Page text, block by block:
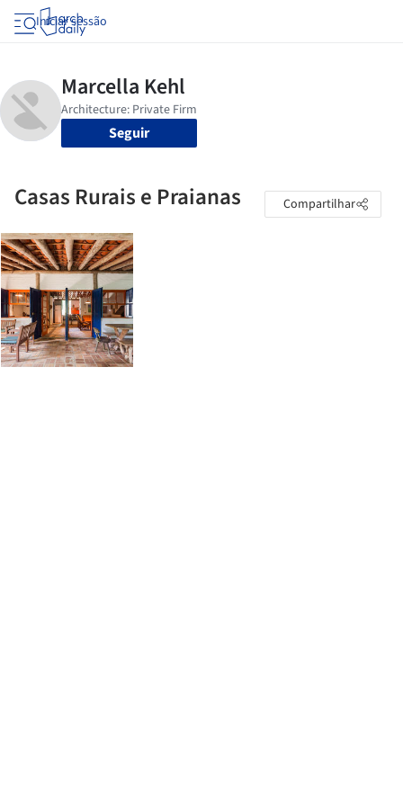
Iniciar sessão
Seguir
Casas Rurais e Praianas Compartilhar